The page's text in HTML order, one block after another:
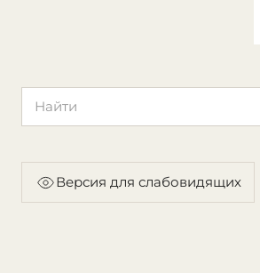
Версия для слабовидящих